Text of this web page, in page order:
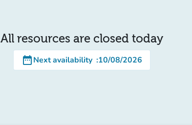
All resources are closed today
date_rangeNext availability :10/08/2026